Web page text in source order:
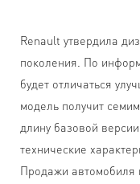
Renault утвердила
поколения. По
будет отличаться
модель получит
длину базовой
технические
Продажи автомобиля